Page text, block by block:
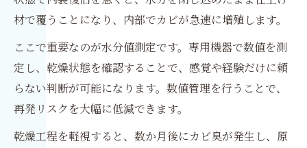
材で覆うことになり、内部でカビが急速に増殖します。
ここで重要なのが水分値測定です。専用機器で数値を測
定し、乾燥状態を確認することで、感覚や経験だけに頼
らない判断が可能になります。数値管理を行うことで、
再発リスクを大幅に低減できます。
乾燥工程を軽視すると、数か月後にカビ臭が発生し、原